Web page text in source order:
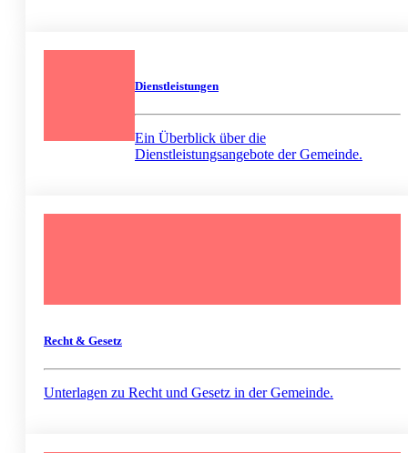
Dienstleistungen
Ein Überblick über die
Dienstleistungsangebote der Gemeinde.
Recht & Gesetz
Unterlagen zu Recht und Gesetz in der Gemeinde.